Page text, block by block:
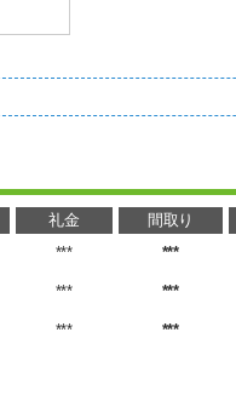
礼金 間取り
*** ***
*** ***
*** ***